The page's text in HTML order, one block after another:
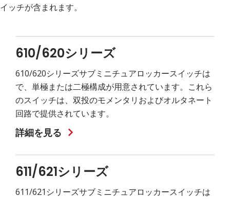
イッチが含まれます。
610/620シリーズ
610/620シリーズサブミニチュアロッカースイッチは
で、単極または二極構成が用意されています。これら
のスイッチは、双投のモメンタリおよびオルタネート
回路で提供されています。
詳細を見る
611/621シリーズ
611/621シリーズサブミニチュアロッカースイッチは